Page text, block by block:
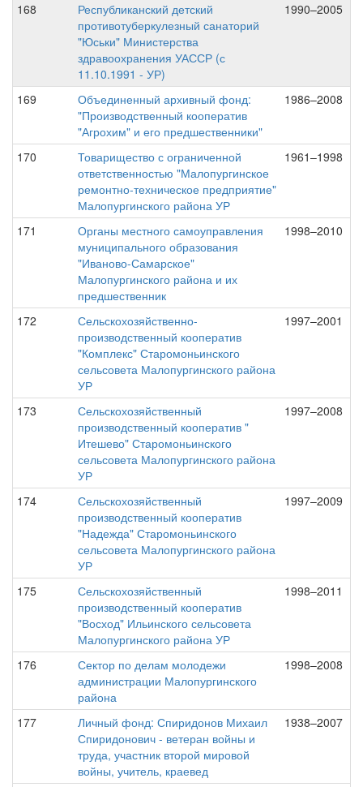
168
Республиканский детский
противотуберкулезный санаторий
"Юськи" Министерства
здравоохранения УАССР (с
11.10.1991 - УР)
1990–2005
169
Объединенный архивный фонд:
"Производственный кооператив
"Агрохим" и его предшественники"
1986–2008
170
Товарищество с ограниченной
ответственностью "Малопургинское
ремонтно-техническое предприятие"
Малопургинского района УР
1961–1998
171
Органы местного самоуправления
муниципального образования
"Иваново-Самарское"
Малопургинского района и их
предшественник
1998–2010
172
Сельскохозяйственно-
производственный кооператив
"Комплекс" Старомоньинского
сельсовета Малопургинского района
УР
1997–2001
173
Сельскохозяйственный
производственный кооператив "
Итешево" Старомоньинского
сельсовета Малопургинского района
УР
1997–2008
174
Сельскохозяйственный
производственный кооператив
"Надежда" Старомоньинского
сельсовета Малопургинского района
УР
1997–2009
175
Сельскохозяйственный
производственный кооператив
"Восход" Ильинского сельсовета
Малопургинского района УР
1998–2011
176
Сектор по делам молодежи
администрации Малопургинского
района
1998–2008
177
Личный фонд: Спиридонов Михаил
Спиридонович - ветеран войны и
труда, участник второй мировой
войны, учитель, краевед
1938–2007